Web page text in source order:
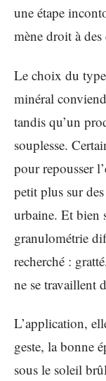
une étape
mène droit à
Le choix du
minéral
tandis qu’un
souplesse.
pour repousser
petit plus sur
urbaine. Et bien
granulométrie
recherché :
ne se travaillent
L’application,
geste, la bonne
sous le soleil